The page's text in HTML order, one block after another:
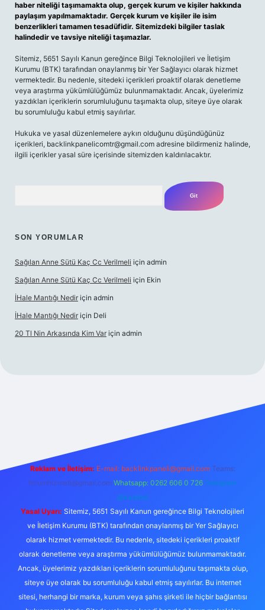
haber niteliği taşımamakta olup, gerçek kurum ve kişiler hakkında
paylaşım yapılmamaktadır. Gerçek kurum ve kişiler ile isim
benzerlikleri tamamen tesadüfidir. Sitemizdeki bilgiler taslak
halindedir ve tavsiye niteliği taşımazlar.
Sitemiz, 5651 Sayılı Kanun gereğince Bilgi Teknolojileri ve İletişim
Kurumu (BTK) tarafından onaylanmış bir Yer Sağlayıcı olarak hizmet
vermektedir. Bu nedenle, sitedeki içerikleri proaktif olarak denetleme
veya araştırma yükümlülüğümüz bulunmamaktadır. Ancak, üyelerimiz
yazdıkları içeriklerin sorumluluğunu taşımakta olup, siteye üye olarak
bu sorumluluğu kabul etmiş sayılırlar.
Hukuka ve yasal düzenlemelere aykırı olduğunu düşündüğünüz
içerikleri, backlinkpanelicomtr@gmail.com adresine bildirmeniz halinde,
ilgili içerikler yasal süre içerisinde sitemizden kaldırılacaktır.
SON YORUMLAR
Sağılan Anne Sütü Kaç Cc Verilmeli için admin
Sağılan Anne Sütü Kaç Cc Verilmeli için Ekin
İHale Mantığı Nedir için admin
İHale Mantığı Nedir için Deli
20 Tl Nin Arkasında Kim Var için admin
Reklam ve İletişim: E-mail: backlinkpaneli@gmail.com Teams:
forumhizmeti@gmail.com Whatsapp: 0262 606 0 726 Telegram:
@karabul
Yasal Uyarı: Sitemiz, 5651 Sayılı Kanun gereğince Bilgi Teknolojileri
ve İletişim Kurumu (BTK) tarafından onaylanmış bir Yer Sağlayıcı
olarak hizmet vermektedir. Bu nedenle, sitedeki içerikleri proaktif
olarak denetleme veya araştırma yükümlülüğümüz bulunmamaktadır.
Ancak, üyelerimiz yazdıkları içeriklerin sorumluluğunu taşımakta olup,
siteye üye olarak bu sorumluluğu kabul etmiş sayılırlar. Bu internet
sitesi, herhangi bir marka, kurum veya şahıs şirketi ile hiçbir bağlantısı